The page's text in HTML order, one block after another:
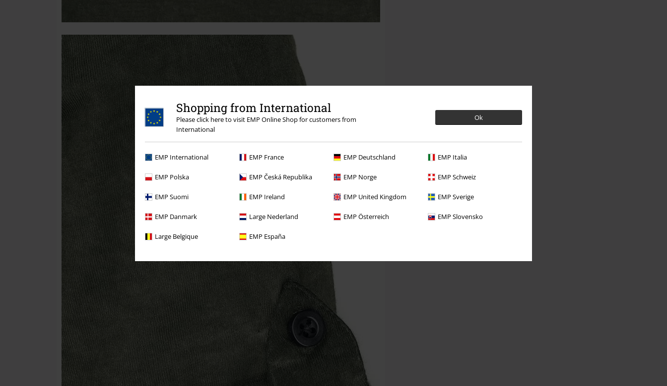
Shopping from International
Please click here to visit EMP Online Shop for customers from
International
Ok
EMP International EMP France EMP Deutschland EMP Italia
EMP Polska EMP Česká Republika EMP Norge EMP Schweiz
EMP Suomi EMP Ireland EMP United Kingdom EMP Sverige
EMP Danmark Large Nederland EMP Österreich EMP Slovensko
Large Belgique EMP España